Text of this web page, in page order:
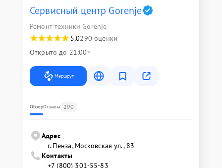
Сервисный центр Gorenje
Ремонт техники Gorenje
5,0290 оценки
Открыто до 21:00
Маршрут
ОбзорОтзывы 290
Адрес
г. Пенза, Московская ул., 83
Контакты
+7 (800) 301-55-83